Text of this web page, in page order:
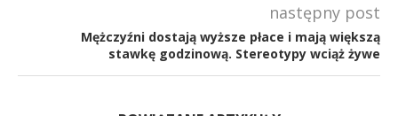
następny post
Mężczyźni dostają wyższe płace i mają większą
stawkę godzinową. Stereotypy wciąż żywe